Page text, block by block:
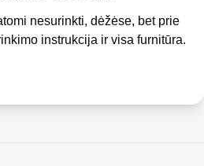
nesurinkti, dėžėse, bet prie
instrukcija ir visa furnitūra.